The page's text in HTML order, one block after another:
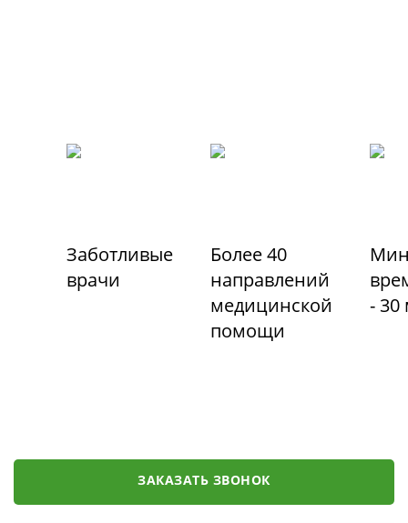
Заботливые
врачи
Более 40
направлений
медицинской
помощи
- 30
ЗАКАЗАТЬ ЗВОНОК